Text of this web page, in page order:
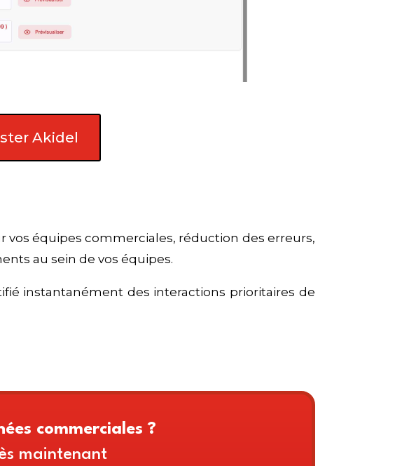
Akidel
équipes commerciales, réduction des erreurs,
au sein de vos équipes.
instantanément des interactions prioritaires de
commerciales ?
maintenant